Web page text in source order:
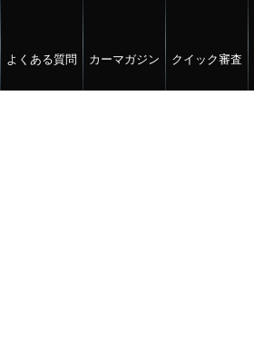
よくある質問 カーマガジン クイック審査